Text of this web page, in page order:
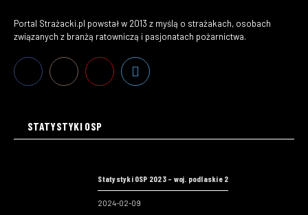
Portal Strażacki.pl powstał w 2013 z myślą o strażakach, osobach
związanych z branżą ratowniczą i pasjonatach pożarnictwa.
STATYSTYKI OSP
Statystyki OSP 2023 – woj. podlaskie 2
2024-02-09